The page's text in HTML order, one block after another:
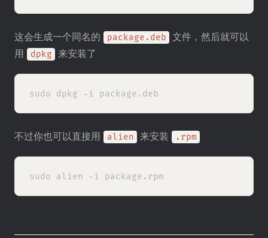
这会生成一个同名的 package.deb
文件，然后就可以
用
dpkg 来安装了
不过你也可以直接用 alien 来安装 .rpm